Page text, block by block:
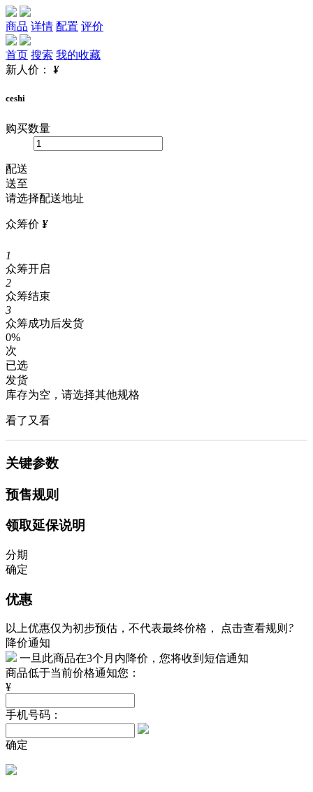
商品 详情 配置 评价
首页 搜索 我的收藏
新人价：
¥
ceshi
购买数量
配送
送至
请选择配送地址
众筹价 ¥
1
众筹开启
2
众筹结束
3
众筹成功后发货
0%
次
已选
发货
库存为空，请选择其他规格
看了又看
关键参数
预售规则
领取延保说明
分期
确定
优惠
以上优惠仅为初步预估，不代表最终价格， 点击查看规则 ?
降价通知
一旦此商品在3个月内降价，您将收到短信通知
商品低于当前价格通知您：
¥
手机号码：
确定